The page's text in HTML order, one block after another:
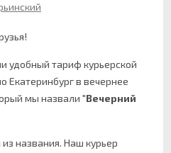
удобный тариф курьерской
Екатеринбург в вечернее
мы назвали "Вечерний
названия. Наш курьер